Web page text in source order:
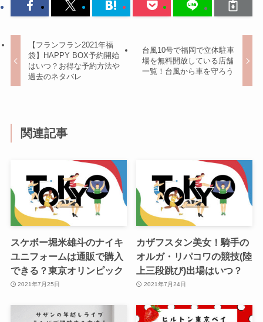
【フランフラン2021年福
袋】HAPPY BOX予約開始
はいつ？お得な予約方法や
過去のネタバレ
台風10号で福岡で立体駐車
場を無料開放している店舗
一覧！台風から車を守ろう
関連記事
スケボー堀米雄斗のナイキ
ユニフォームは通販で購入
できる？東京オリンピック
2021年7月25日
カザフスタン美女！騎手の
オルガ・リパコワの競技(陸
上三段跳び)出場はいつ？
2021年7月24日